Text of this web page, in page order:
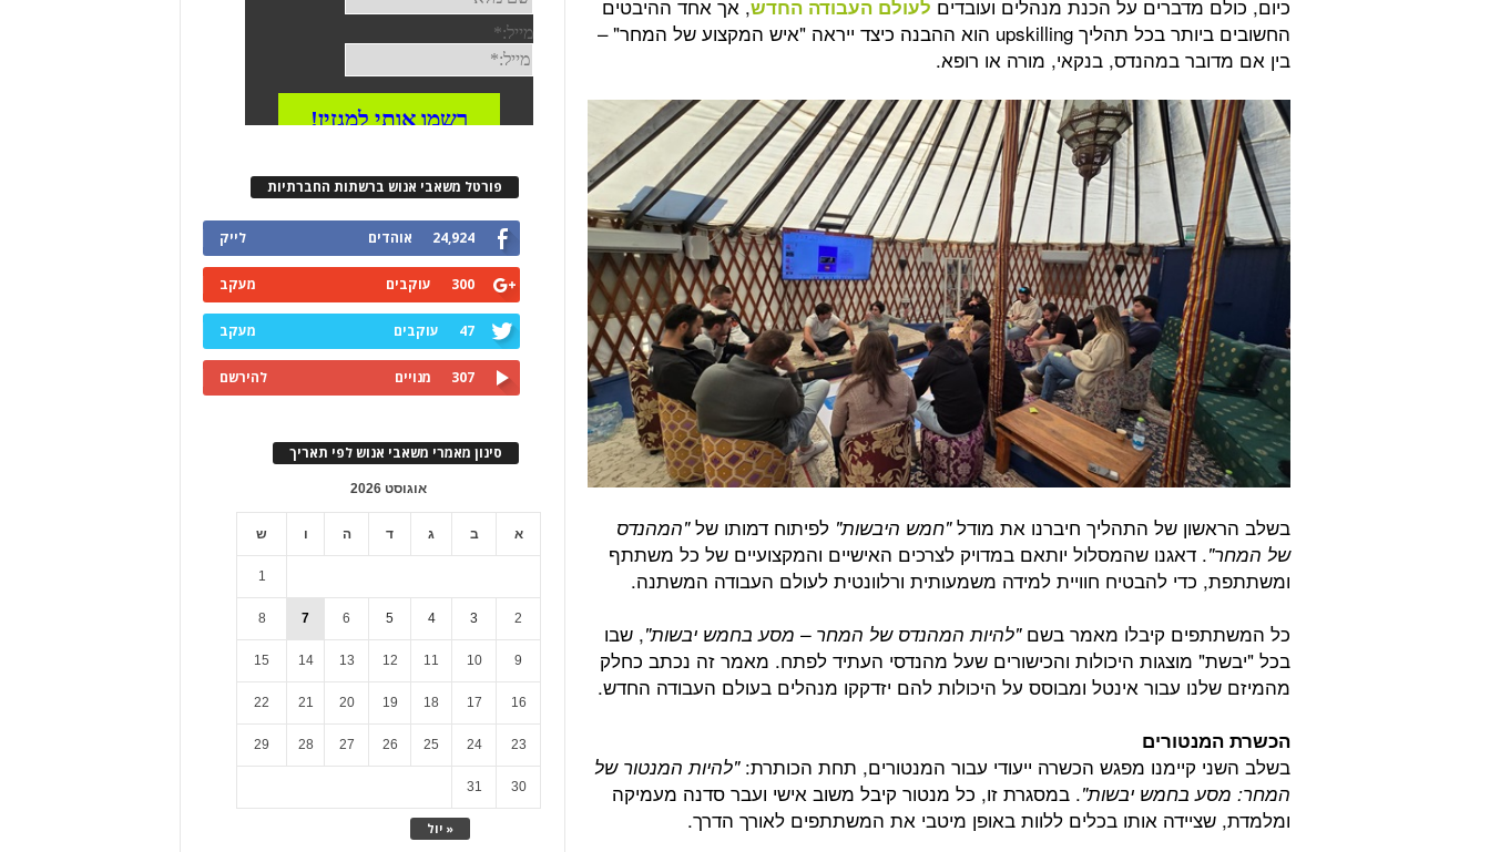
כיום, כולם מדברים על הכנת מנהלים ועובדים לעולם העבודה החדש, אך אחד ההיבטים
החשובים ביותר בכל תהליך upskilling הוא ההבנה כיצד ייראה "איש המקצוע של המחר" –
בין אם מדובר במהנדס, בנקאי, מורה או רופא.
בשלב הראשון של התהליך חיברנו את מודל"חמש היבשות" לפיתוח דמותו של"המהנדס
של המחר". דאגנו שהמסלול יותאם במדויק לצרכים האישיים והמקצועיים של כל משתתף
ומשתתפת, כדי להבטיח חוויית למידה משמעותית ורלוונטית לעולם העבודה המשתנה.
כל המשתתפים קיבלו מאמר בשם"להיות המהנדס של המחר – מסע בחמש יבשות", שבו
בכל "יבשת" מוצגות היכולות והכישורים שעל מהנדסי העתיד לפתח. מאמר זה נכתב כחלק
מהמיזם שלנו עבור אינטל ומבוסס על היכולות להם יזדקקו מנהלים בעולם העבודה החדש.
הכשרת המנטורים
בשלב השני קיימנו מפגש הכשרה ייעודי עבור המנטורים, תחת הכותרת:"להיות המנטור של
המחר: מסע בחמש יבשות". במסגרת זו, כל מנטור קיבל משוב אישי ועבר סדנה מעמיקה
ומלמדת, שציידה אותו בכלים ללוות באופן מיטבי את המשתתפים לאורך הדרך.
פורטל משאבי אנוש ברשתות החברתיות
24,924 אוהדים לייק
300 עוקבים מעקב
47 עוקבים מעקב
307 מנויים להירשם
סינון מאמרי משאבי אנוש לפי תאריך
אוגוסט 2026
א ב ג ד ה ו ש
« יול
1
2
3
4
5
6
7
8
9
10
11
12
13
14
15
16
17
18
19
20
21
22
23
24
25
26
27
28
29
30
31